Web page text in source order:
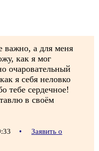
важно, а для меня
как я мог
очаровательный
я себя неловко
тебе сердечное!
в своём
•
Заявить о